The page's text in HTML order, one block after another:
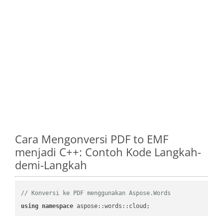
Cara Mengonversi PDF to EMF
menjadi C++: Contoh Kode Langkah-
demi-Langkah
// Konversi ke PDF menggunakan Aspose.Words
using namespace